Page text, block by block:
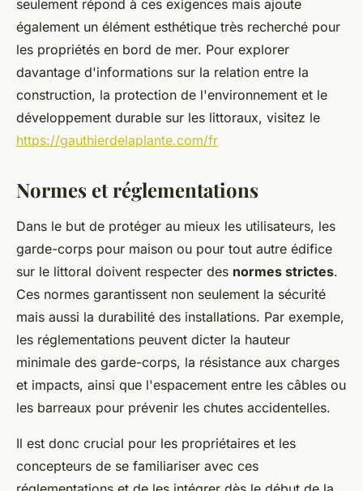
seulement répond à ces exigences mais ajoute
également un élément esthétique très recherché pour
les propriétés en bord de mer. Pour explorer
davantage d'informations sur la relation entre la
construction, la protection de l'environnement et le
développement durable sur les littoraux, visitez le
https://gauthierdelaplante.com/fr
Normes et réglementations
Dans le but de protéger au mieux les utilisateurs, les
garde-corps pour maison ou pour tout autre édifice
sur le littoral doivent respecter des normes strictes.
Ces normes garantissent non seulement la sécurité
mais aussi la durabilité des installations. Par exemple,
les réglementations peuvent dicter la hauteur
minimale des garde-corps, la résistance aux charges
et impacts, ainsi que l'espacement entre les câbles ou
les barreaux pour prévenir les chutes accidentelles.
Il est donc crucial pour les propriétaires et les
concepteurs de se familiariser avec ces